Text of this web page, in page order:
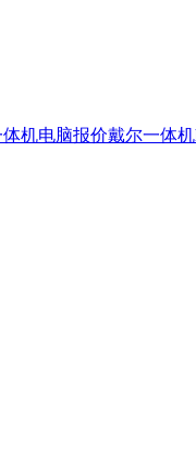
体机电脑报价戴尔一体机